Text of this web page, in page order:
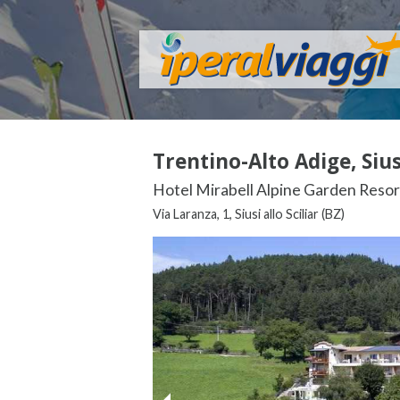
Trentino-Alto Adige,
Hotel Mirabell Alpine Garden
Via Laranza, 1, Siusi allo Sciliar (BZ)